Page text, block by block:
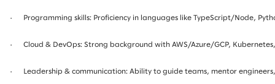
· Programming skills: Proficiency in languages like TypeScript/Node,
· Cloud & DevOps: Strong background with AWS/Azure/GCP,
· Leadership & communication: Ability to guide teams, mentor